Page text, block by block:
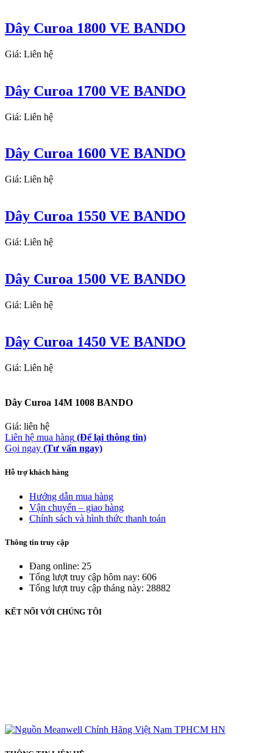
Dây Curoa 1800 VE BANDO
Giá: Liên hệ
Dây Curoa 1700 VE BANDO
Giá: Liên hệ
Dây Curoa 1600 VE BANDO
Giá: Liên hệ
Dây Curoa 1550 VE BANDO
Giá: Liên hệ
Dây Curoa 1500 VE BANDO
Giá: Liên hệ
Dây Curoa 1450 VE BANDO
Giá: Liên hệ
Dây Curoa 14M 1008 BANDO
Giá: liên hệ
Liên hệ mua hàng (Để lại thông tin)
Gọi ngay (Tư vấn ngay)
Hỗ trợ khách hàng
Hướng dẫn mua hàng
Vận chuyển – giao hàng
Chính sách và hình thức thanh toán
Thông tin truy cập
Đang online: 25
Tổng lượt truy cập hôm nay: 606
Tổng lượt truy cập tháng này: 28882
KẾT NỐI VỚI CHÚNG TÔI